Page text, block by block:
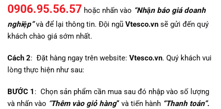
0906.95.56.57 hoặc nhấn vào “Nhận báo giá doanh
nghiệp”và để lại thông tin. Đội ngũ Vtesco.vn sẽ gửi đến quý
khách chào giá sớm nhất.
Cách 2: Đặt hàng ngay trên website: Vtesco.vn. Quý khách vui
lòng thực hiện như sau:
BƯỚC 1 : Chọn sản phẩm cần mua sau đó nhập vào số lượng
và nhấn vào “Thêm vào giỏ hàng“ và tiến hành “Thanh toán”.